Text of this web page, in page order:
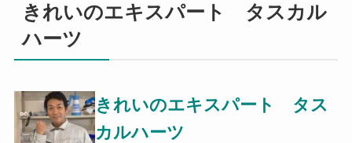
きれいのエキスパート タスカル
ハーツ
きれいのエキスパート タス
カルハーツ